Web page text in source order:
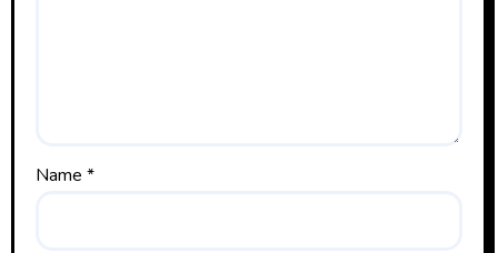
Name *